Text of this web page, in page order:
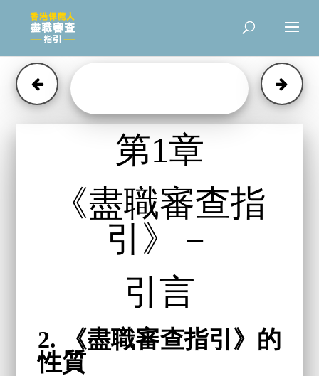
第1章
《盡職審查指
引》－
引言
2. 《盡職審查指引》的
性質